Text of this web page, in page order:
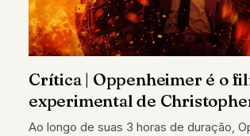
Crítica | Oppenheimer é o
experimental de
Ao longo de suas 3 horas de duração,